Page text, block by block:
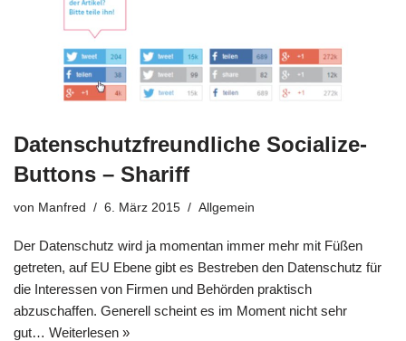
Datenschutzfreundliche Socialize-
Buttons – Shariff
von Manfred 6. März 2015 Allgemein
Der Datenschutz wird ja momentan immer mehr mit Füßen
getreten, auf EU Ebene gibt es Bestreben den Datenschutz für
die Interessen von Firmen und Behörden praktisch
abzuschaffen. Generell scheint es im Moment nicht sehr
gut… Weiterlesen »